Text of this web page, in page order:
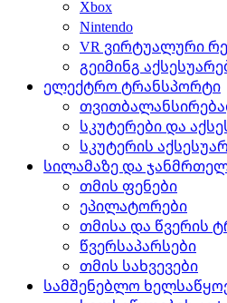
Xbox
Nintendo
VR ვირტუალური
გეიმინგ
ელექტრო ტრანსპორტი
სკუტერები და
სკუტერის
სილამაზე და
თმის ფენები
ეპილატორები
თმისა და წვერის
წვერსაპარსები
თმის სახვევები
სამშენებლო